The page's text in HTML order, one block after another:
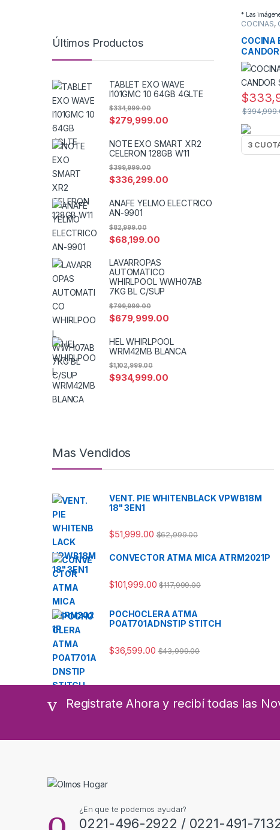
* Las
COCINAS,
COCINA
$
$
Últimos Productos
TABLET EXO WAVE
I101GMC 10 64GB 4GLTE
$279,999.00
$334,999.00
NOTE EXO SMART XR2
CELERON 128GB W11
$336,299.00
$399,999.00
ANAFE YELMO ELECTRICO
AN-9901
$68,199.00
$82,999.00
LAVARROPAS
AUTOMATICO
WHIRLPOOL WWH07AB
7KG BL C/SUP
$679,999.00
$799,999.00
HEL WHIRLPOOL
WRM42MB BLANCA
$934,999.00
$1,102,999.00
Mas Vendidos
VENT. PIE WHITENBLACK VPWB18M
18" 3EN1
$51,999.00 $62,999.00
CONVECTOR ATMA MICA ATRM2021P
$101,999.00 $117,999.00
POCHOCLERA ATMA
POAT701ADNSTIP STITCH
$36,599.00 $43,999.00
Registrate Ahora y recibí todas las
¿En que te podemos ayudar?
0221-496-2922 / 0221-491-